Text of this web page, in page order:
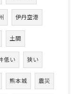
伊丹空港
土間
低い 狭い
熊本城 震災